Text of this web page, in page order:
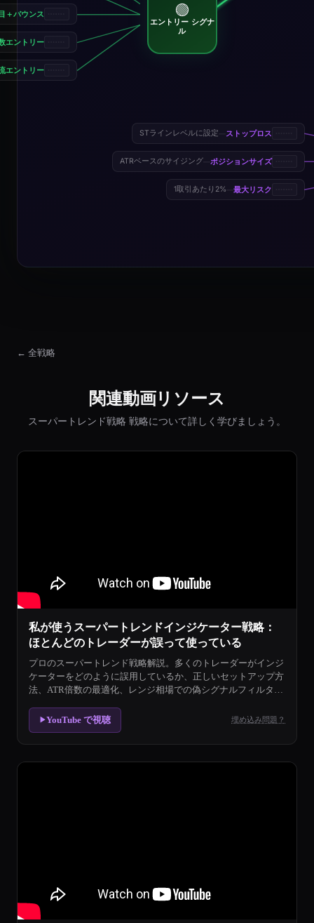
🟢
エントリー シグナ
ル
＋バウンス
エントリー
エントリー
ストップロス
STラインレベルに設定
ポジションサイズ
ATRベースのサイジング
最大リスク
1取引あたり2%
← 全戦略
関連動画リソース
スーパートレンド戦略 戦略について詳しく学びましょう。
私が使うスーパートレンドインジケーター戦略：
ほとんどのトレーダーが誤って使っている
プロのスーパートレンド戦略解説。多くのトレーダーがインジ
ケーターをどのように誤用しているか、正しいセットアップ方
法、ATR倍数の最適化、レンジ相場での偽シグナルフィルタリ
▶YouTube で視聴 埋め込み問題？